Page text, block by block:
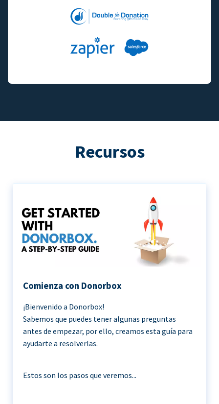
Recursos
Comienza con Donorbox
¡Bienvenido a Donorbox!
Sabemos que puedes tener algunas preguntas
antes de empezar, por ello, creamos esta guía para
ayudarte a resolverlas.
Estos son los pasos que veremos...